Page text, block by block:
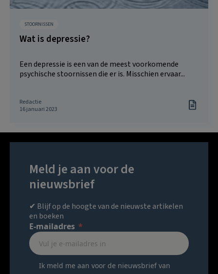
STOORNISSEN
Wat is depressie?
Een depressie is een van de meest voorkomende
psychische stoornissen die er is. Misschien ervaar...
Redactie
16 januari 2023
Meld je aan voor de
nieuwsbrief
✔ Blijf op de hoogte van de nieuwste artikelen
en boeken
E-mailadres
Ik meld me aan voor de nieuwsbrief van